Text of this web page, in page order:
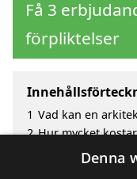
Få 3
förpliktelser
1 Vad kan en
2 Hur mycket
Fördelar med att
Sök efter en
Denna